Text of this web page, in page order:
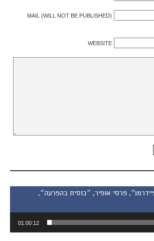
MAIL (WILL NOT BE PUBLISHED)
WEBSITE
505: ״ספיידרמן״, פרסי אופיר, ״בוסית בהפרעה״,
01:00:12